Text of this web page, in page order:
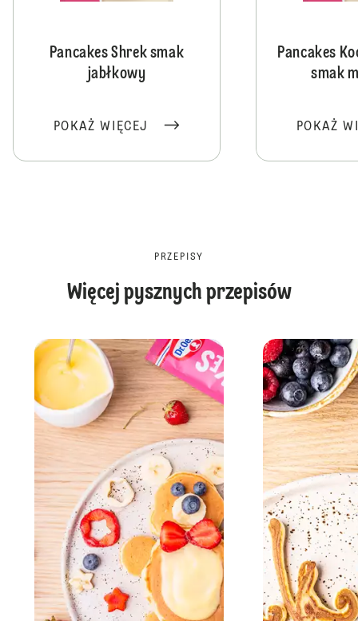
Pancakes Shrek smak
jabłkowy
POKAŻ WIĘCEJ
Pancakes
smak
POKAŻ
PRZEPISY
Więcej pysznych przepisów